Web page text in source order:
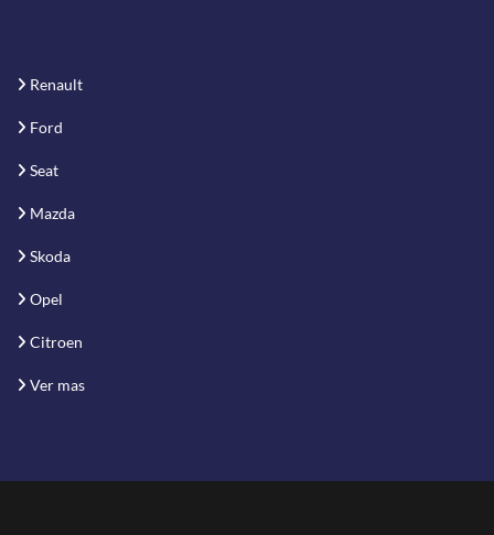
Renault
Ford
Seat
Mazda
Skoda
Opel
Citroen
Ver mas